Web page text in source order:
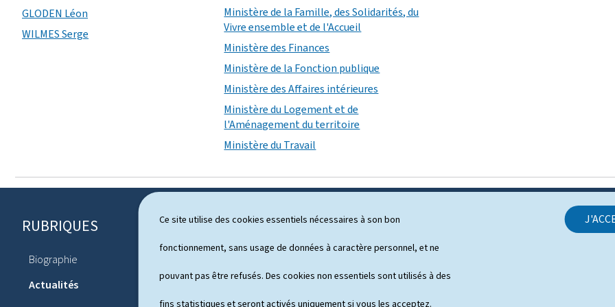
Ce site utilise des cookies essentiels nécessaires à son bon
fonctionnement, sans usage de données à caractère personnel, et ne
pouvant pas être refusés. Des cookies non essentiels sont utilisés à des
fins statistiques et seront activés uniquement si vous les acceptez.
GLODEN Léon
WILMES Serge
Ministère de la Famille, des Solidarités, du
Vivre ensemble et de l'Accueil
Ministère des Finances
Ministère de la Fonction publique
Ministère des Affaires intérieures
Ministère du Logement et de
l'Aménagement du territoire
Ministère du Travail
PRUBRIQUES
Biographie
Actualités